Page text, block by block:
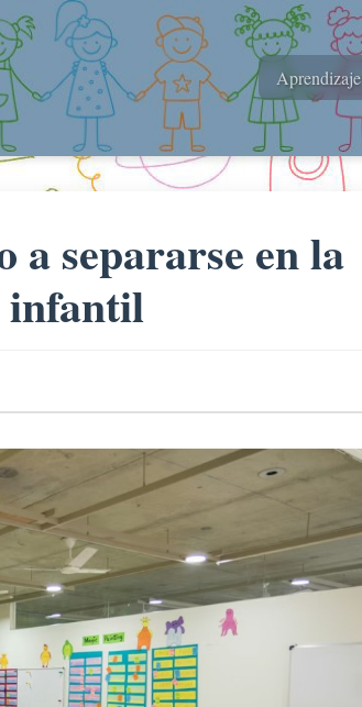
Aprendizaje
a separarse en la
infantil